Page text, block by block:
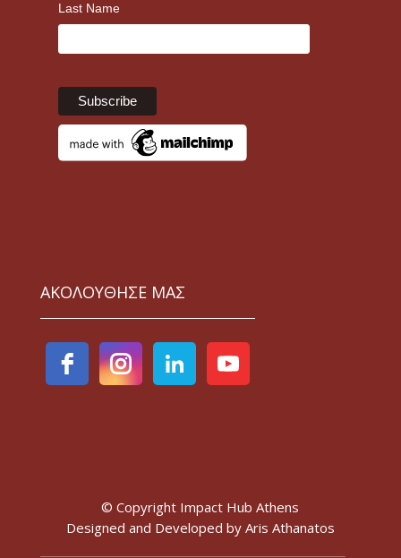
Last Name
ΑΚΟΛΟΥΘΗΣΕ ΜΑΣ
© Copyright Impact Hub Athens
Designed and Developed by Aris Athanatos